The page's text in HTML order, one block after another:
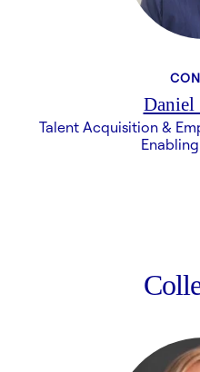
Daniel
Talent Acquisition &